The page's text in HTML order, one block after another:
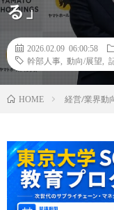
る」
2026.02.09 06:00:58
幹部人事
動向/展望
HOME 経営/業界動